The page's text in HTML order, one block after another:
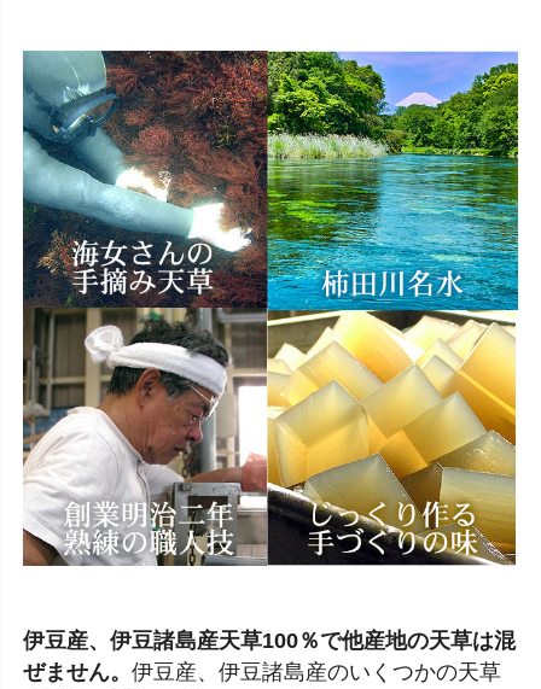
伊豆産、伊豆諸島産天草100％で他産地の天草は混
ぜません。 伊豆産、伊豆諸島産のいくつかの天草